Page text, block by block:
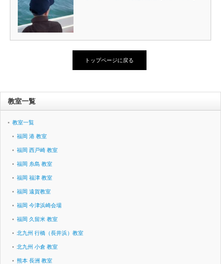
トップページに戻る
教室一覧
教室一覧
福岡 港 教室
福岡 西戸崎 教室
福岡 糸島 教室
福岡 福津 教室
福岡 遠賀教室
福岡 今津浜崎会場
福岡 久留米 教室
北九州 行橋（長井浜）教室
北九州 小倉 教室
熊本 長洲 教室